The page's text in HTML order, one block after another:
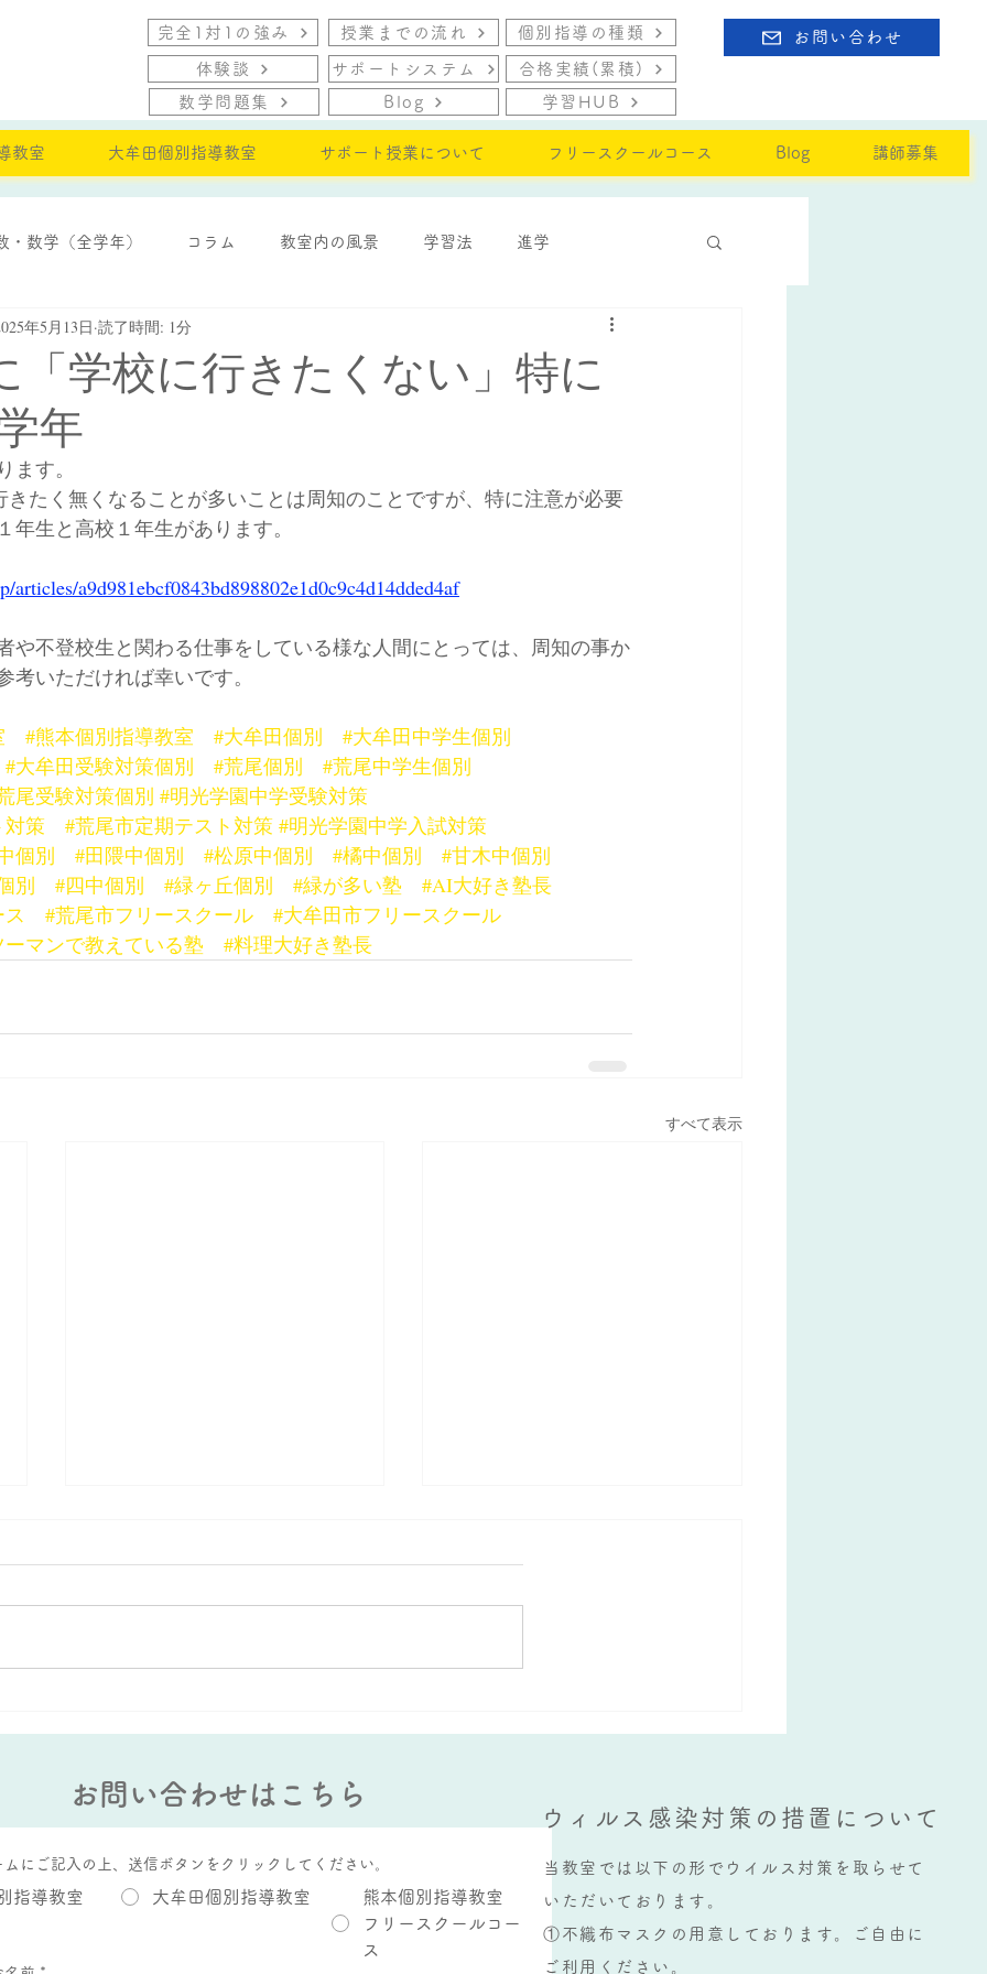
完全1対1の強み 授業までの流れ 個別指導の種類
体験談
数学問題集
サポートシステム
合格実績(累積)
Blog
学習HUB
お問い合わせ
教室 大牟田個別指導教室 サポート授業について フリースクールコース Blog 講師募集
・数学（全学年） コラム 教室内の風景 学習法 進学
モチベーション
「学校に行きたくない」特に
年
年5月13日 読了時間: 1分
す。
たく無くなることが多いことは周知のことですが、特に注意が必要
年生と高校１年生があります。
articles/a9d981ebcf0843bd898802e1d0c9c4d14dded4af
不登校生と関わる仕事をしている様な人間にとっては、周知の事か
考いただければ幸いです。
#熊本個別指導教室 #大牟田個別
#大牟田中学生個別
#大牟田受験対策個別
#荒尾個別
#荒尾中学生個別
尾受験対策個別 #明光学園中学受験対策
対策
#荒尾市定期テスト対策 #明光学園中学入試対策
個別
#田隈中個別 #松原中個別 #橘中個別
#甘木中個別
別
#四中個別 #緑ヶ丘個別 #緑が多い塾
#AI大好き塾長
#荒尾市フリースクール
#大牟田市フリースクール
マンで教えている塾
#料理大好き塾長
すべて表示
る？
能力とは？
お問い合わせはこちら
にご記入の上、送信ボタンをクリックしてください。
指導教室 大牟田個別指導教室
熊本個別指導教室
フリースクールコー
ス
ウィルス感染対策の措置について
当教室では以下の形でウイルス対策を取らせて
いただいております。
①不織布マスクの用意しております。ご自由に
ご利用ください。